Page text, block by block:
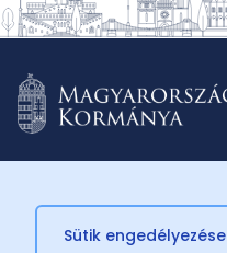
Sütik engedélyezése